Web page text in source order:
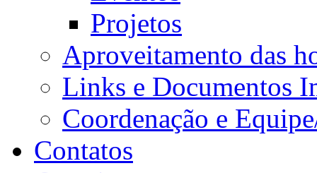
Projetos
Aproveitamento das
Links e Documentos
Coordenação e
Contatos